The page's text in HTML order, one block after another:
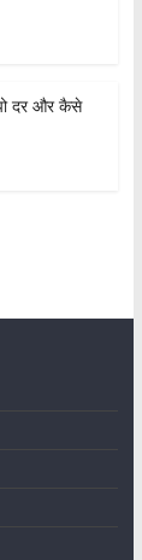
दर और कैसे